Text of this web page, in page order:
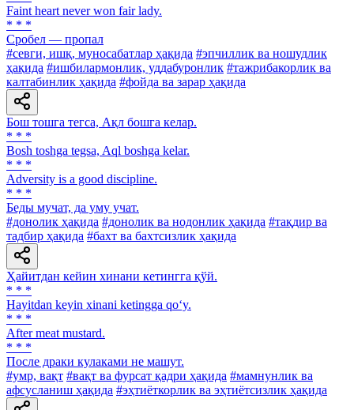
Faint heart never won fair lady.
* * *
Сробел — пропал
#севги, ишқ, муносабатлар ҳақида #эпчиллик ва ношудлик
ҳақида #ишбилармонлик, уддабуронлик #тажрибакорлик ва
калтабинлик ҳақида #фойда ва зарар ҳақида
Бош тошга тегса, Ақл бошга келар.
* * *
Bosh toshga tegsa, Aql boshga kelar.
* * *
Adversity is a good discipline.
* * *
Беды мучат, да уму учат.
#донолик ҳақида #донолик ва нодонлик ҳақида #тақдир ва
тадбир ҳақида #бахт ва бахтсизлик ҳақида
Ҳайитдан кейин хинани кетингга қўй.
* * *
Hayitdan keyin xinani ketingga qo‘y.
* * *
After meat mustard.
* * *
После драки кулаками не машут.
#умр, вақт #вақт ва фурсат қадри ҳақида #мамнунлик ва
афсусланиш ҳақида #эҳтиёткорлик ва эҳтиётсизлик ҳақида